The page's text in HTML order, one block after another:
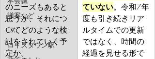
議案など
DX
ロイズタウン駅
のニーズもあると
思うが、それにつ
いてどのような検
討をされていく予
定か。
ていない。令和7年
度も引き続きリア
ルタイムでの更新
ではなく、時間の
経過を見せる形で